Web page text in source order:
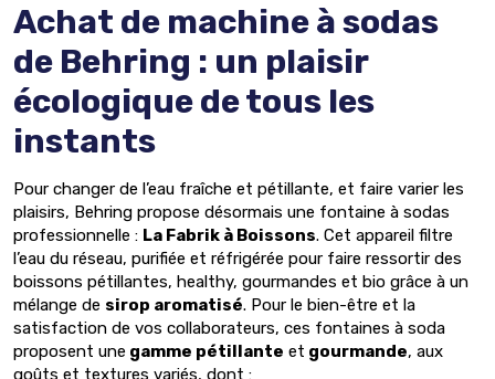
Achat de machine à sodas
de Behring : un plaisir
écologique de tous les
instants
Pour changer de l’eau fraîche et pétillante, et faire varier les
plaisirs, Behring propose désormais une fontaine à sodas
professionnelle : La Fabrik à Boissons. Cet appareil filtre
l’eau du réseau, purifiée et réfrigérée pour faire ressortir des
boissons pétillantes, healthy, gourmandes et bio grâce à un
mélange de sirop aromatisé. Pour le bien-être et la
satisfaction de vos collaborateurs, ces fontaines à soda
proposent une gamme pétillante et gourmande, aux
goûts et textures variés, dont :